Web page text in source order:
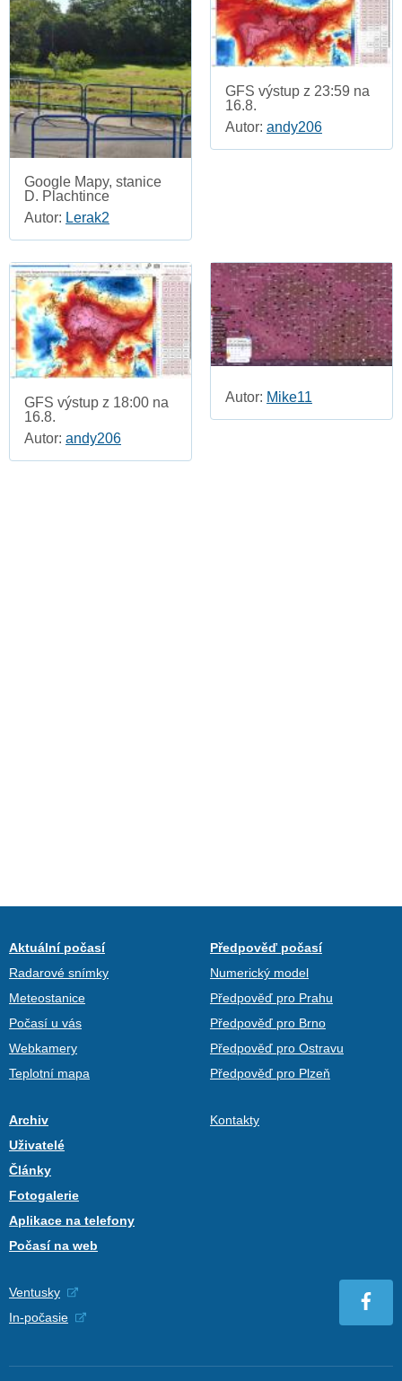
Google Mapy, stanice
D. Plachtince
Autor: Lerak2
GFS výstup z 23:59 na
16.8.
Autor: andy206
GFS výstup z 18:00 na
16.8.
Autor: andy206
Autor: Mike11
Aktuální počasí
Radarové snímky
Meteostanice
Počasí u vás
Webkamery
Teplotní mapa
Předpověď počasí
Numerický model
Předpověď pro Prahu
Předpověď pro Brno
Předpověď pro Ostravu
Předpověď pro Plzeň
Archiv
Uživatelé
Články
Fotogalerie
Aplikace na telefony
Počasí na web
Kontakty
Ventusky
In-počasie